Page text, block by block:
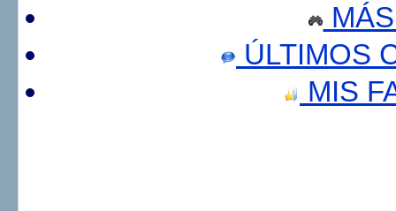
ÚLTIMOS
MIS